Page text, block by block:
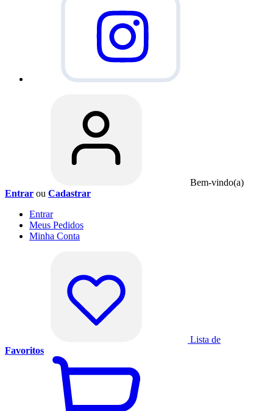
Bem-vindo(a)
Entrar ou Cadastrar
Entrar
Meus Pedidos
Minha Conta
Lista de
Favoritos